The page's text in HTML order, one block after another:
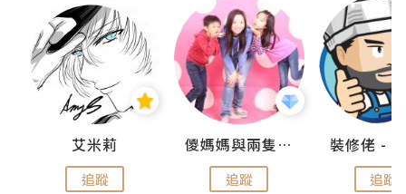
艾米莉
追蹤
儍媽媽與兩隻小魔怪之家
追蹤 追蹤